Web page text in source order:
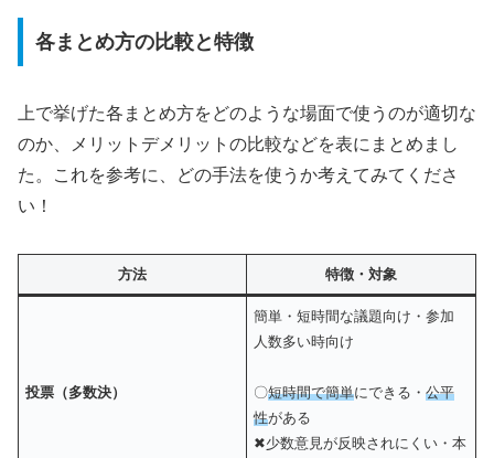
各まとめ方の比較と特徴
上で挙げた各まとめ方をどのような場面で使うのが適切な
のか、メリットデメリットの比較などを表にまとめまし
た。これを参考に、どの手法を使うか考えてみてくださ
い！
方法 特徴・対象
投票 （多数決）
簡単・短時間な議題向け・参加
人数多い時向け
〇短時間で簡単にできる・公平
性がある
✖少数意見が反映されにくい・本